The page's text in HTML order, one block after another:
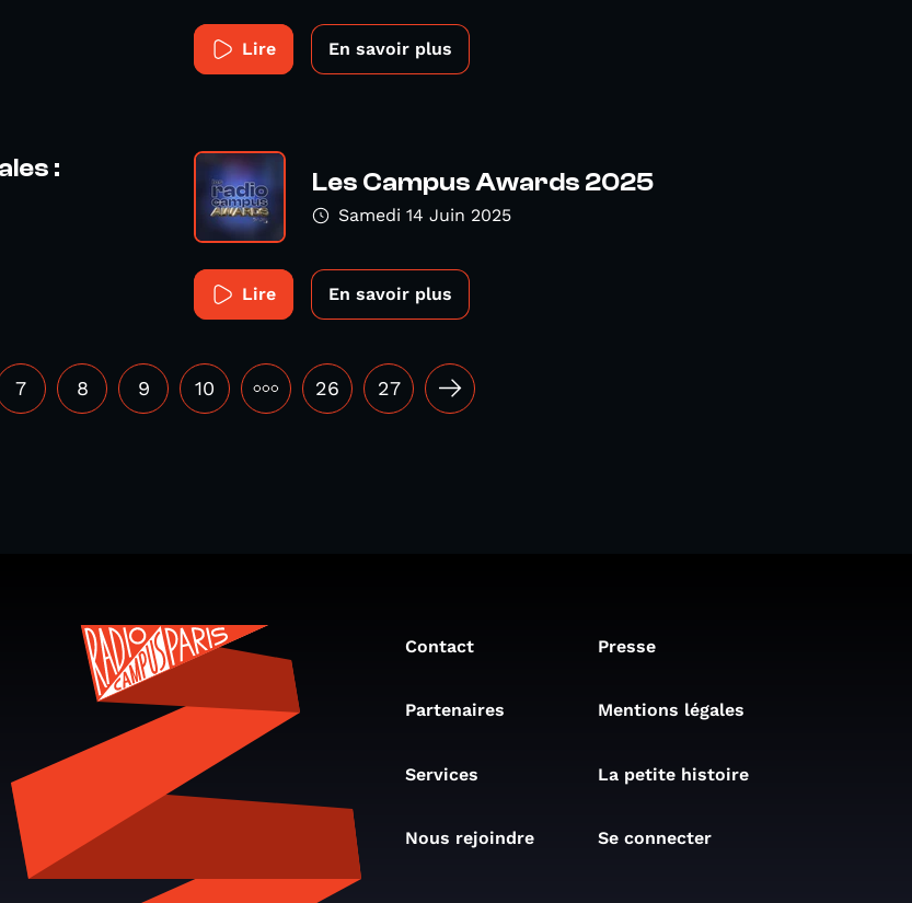
Lire En savoir plus
:
Les Campus Awards 2025
Samedi 14 Juin 2025
Lire En savoir plus
7 8 9 10 ••• 26 27
Contact Presse
Partenaires Mentions légales
Services La petite histoire
Nous rejoindre Se connecter